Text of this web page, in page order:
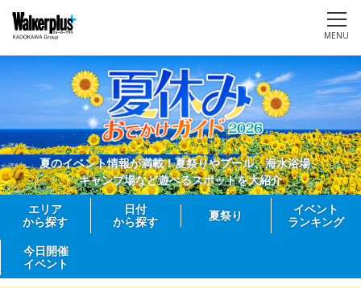
MENU
夏のイベント情報が満載！夏祭りやプール、海水浴場、
キャンプ場など遊べるスポットを大紹介
エリア
から探す
日付
から探す
夏祭り
イベント
ランキング
今日開催
イベント